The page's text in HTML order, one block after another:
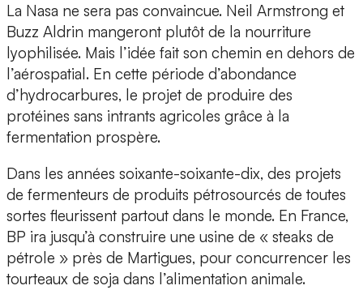
La Nasa ne sera pas convaincue. Neil Armstrong et
Buzz Aldrin mangeront plutôt de la nourriture
lyophilisée. Mais l’idée fait son chemin en dehors de
l’aérospatial. En cette période d’abondance
d’hydrocarbures, le projet de produire des
protéines sans intrants agricoles grâce à la
fermentation prospère.
Dans les années soixante-soixante-dix, des projets
de fermenteurs de produits pétrosourcés de toutes
sortes fleurissent partout dans le monde. En France,
BP ira jusqu’à construire une usine de « steaks de
pétrole » près de Martigues, pour concurrencer les
tourteaux de soja dans l’alimentation animale.